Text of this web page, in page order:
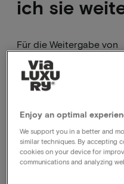
Wie funktioniert Pay
Wann und wie kann ich
ich sie
Für die Weitergabe von
Diätwünschen/
Kommentarfeld
Diese werden an das
Enjoy an optimal
We support you in a better and
similar techniques. By accepting
cookies on your device for
communications and analyzing